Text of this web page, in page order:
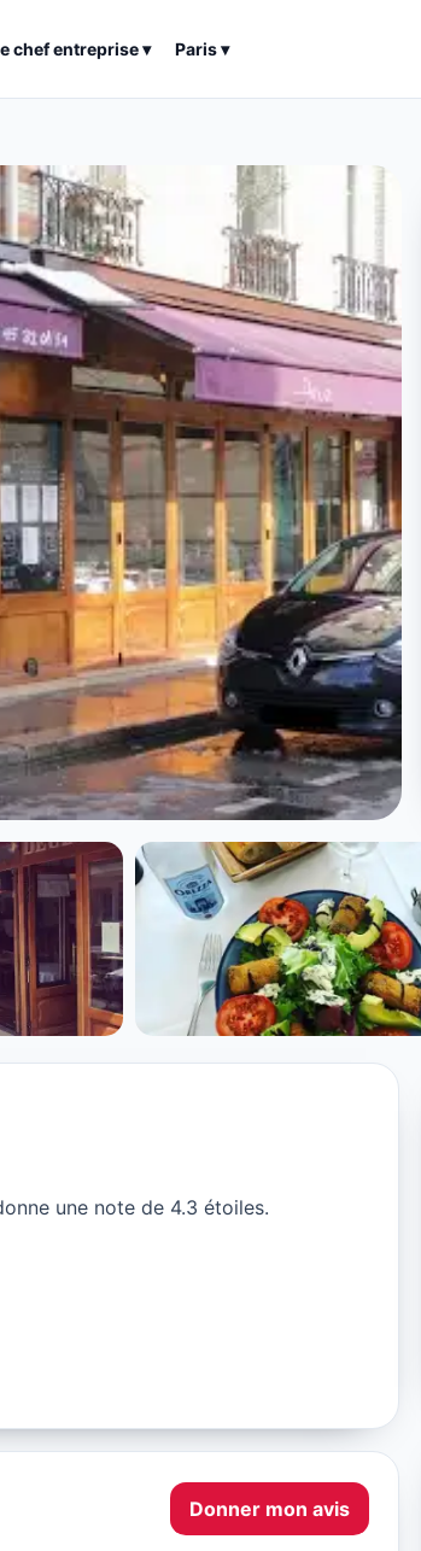
chef entreprise▾ Paris▾
une note de 4.3 étoiles.
Donner mon avis